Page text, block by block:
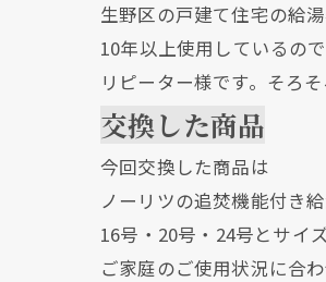
生野区の戸建て住宅の給
10年以上使用しているの
リピーター様です。そろ
交換した商品
今回交換した商品は
ノーリツの追焚機能付き
16号・20号・24号とサイ
ご家庭のご使用状況に合